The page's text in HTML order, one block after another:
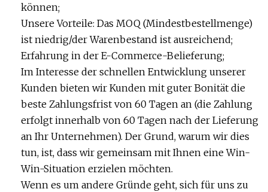
können;
Unsere Vorteile: Das MOQ (Mindestbestellmenge)
ist niedrig/der Warenbestand ist ausreichend;
Erfahrung in der E-Commerce-Belieferung;
Im Interesse der schnellen Entwicklung unserer
Kunden bieten wir Kunden mit guter Bonität die
beste Zahlungsfrist von 60 Tagen an (die Zahlung
erfolgt innerhalb von 60 Tagen nach der Lieferung
an Ihr Unternehmen). Der Grund, warum wir dies
tun, ist, dass wir gemeinsam mit Ihnen eine Win-
Win-Situation erzielen möchten.
Wenn es um andere Gründe geht, sich für uns zu